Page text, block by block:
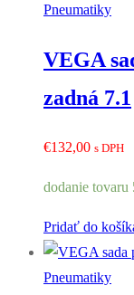
Pneumatiky
VEGA
zadná 7.1
€132,00 s DPH
dodanie tovaru
Pridať do
Pneumatiky